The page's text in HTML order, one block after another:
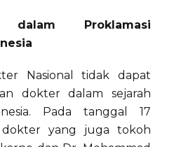
Proklamasi
Nasional tidak dapat
dokter dalam sejarah
Pada tanggal 17
dokter yang juga tokoh